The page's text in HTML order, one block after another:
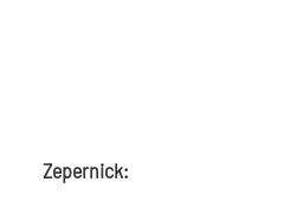
Zepernick: